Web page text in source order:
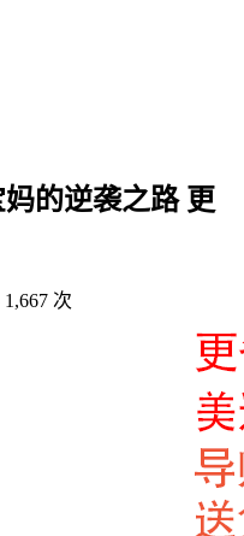
妈的逆袭之路 更
次